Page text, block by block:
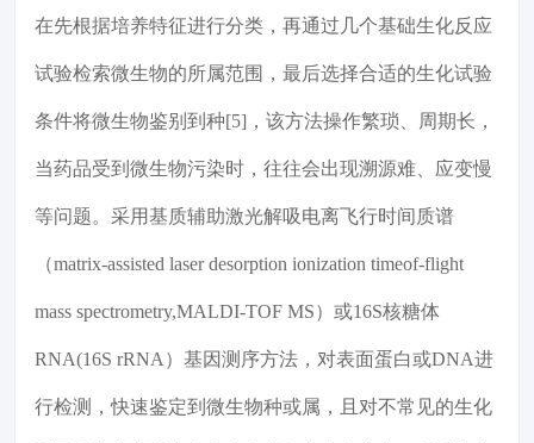
在先根据培养特征进行分类，再通过几个基础生化反应
试验检索微生物的所属范围，最后选择合适的生化试验
条件将微生物鉴别到种[5]，该方法操作繁琐、周期长，
当药品受到微生物污染时，往往会出现溯源难、应变慢
等问题。采用基质辅助激光解吸电离飞行时间质谱
（matrix-assisted laser desorption ionization timeof-flight
mass spectrometry,MALDI-TOF MS）或16S核糖体
RNA(16S rRNA）基因测序方法，对表面蛋白或DNA进
行检测，快速鉴定到微生物种或属，且对不常见的生化